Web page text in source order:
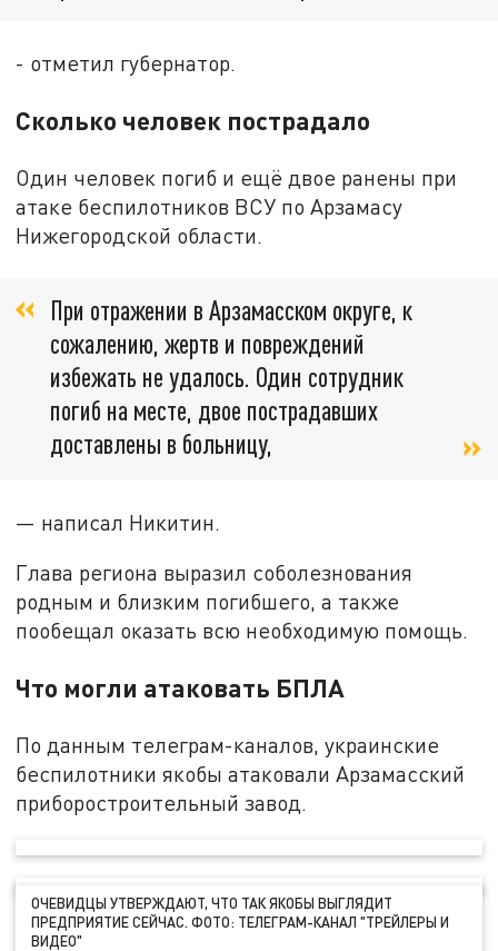
- отметил губернатор.
Сколько человек пострадало
Один человек погиб и ещё двое ранены при
атаке беспилотников ВСУ по Арзамасу
Нижегородской области.
При отражении в Арзамасском округе, к
сожалению, жертв и повреждений
избежать не удалось. Один сотрудник
погиб на месте, двое пострадавших
доставлены в больницу,
— написал Никитин.
Глава региона выразил соболезнования
родным и близким погибшего, а также
пообещал оказать всю необходимую помощь.
Что могли атаковать БПЛА
По данным телеграм-каналов, украинские
беспилотники якобы атаковали Арзамасский
приборостроительный завод.
ОЧЕВИДЦЫ УТВЕРЖДАЮТ, ЧТО ТАК ЯКОБЫ ВЫГЛЯДИТ
ПРЕДПРИЯТИЕ СЕЙЧАС. ФОТО: ТЕЛЕГРАМ-КАНАЛ "ТРЕЙЛЕРЫ И
ВИДЕО"